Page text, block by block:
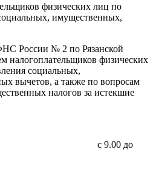
физических лиц по
имущественных,
России № 2 по Рязанской
налогоплательщиков физических
социальных,
вычетов, а также по вопросам
налогов за истекшие
с 9.00 до